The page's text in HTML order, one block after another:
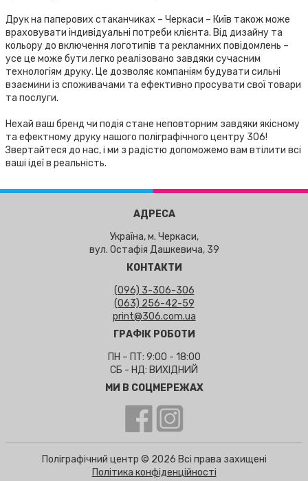
Друк на паперових стаканчиках – Черкаси – Київ також може
враховувати індивідуальні потреби клієнта. Від дизайну та
кольору до включення логотипів та рекламних повідомлень –
усе це може бути легко реалізовано завдяки сучасним
технологіям друку. Це дозволяє компаніям будувати сильні
взаємини із споживачами та ефективно просувати свої товари
та послуги.
Нехай ваш бренд чи подія стане неповторним завдяки якісному
та ефектному друку нашого поліграфічного центру 306!
Звертайтеся до нас, і ми з радістю допоможемо вам втілити всі
ваші ідеї в реальність.
АДРЕСА
Україна, м. Черкаси,
вул. Остафія Дашкевича, 39
КОНТАКТИ
(096) 3-306-306
(063) 256-42-59
print@306.com.ua
ГРАФІК РОБОТИ
ПН – ПТ: 9:00 - 18:00
СБ - НД: ВИХІДНИЙ
МИ В СОЦМЕРЕЖАХ
Поліграфічний центр © 2026 Всі права захищені
Політика конфіденційності